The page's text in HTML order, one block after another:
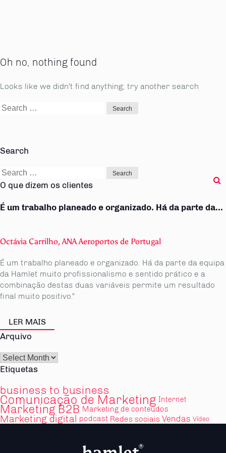
Oh no, nothing found
Looks like we didn't find anything; try another search
Search
Search
Search
for:
O que dizem os clientes
É um trabalho planeado e organizado. Há da parte da...
Octávia Carrilho, ANA Aeroportos de Portugal
É um trabalho planeado e organizado. Há da parte da equipa
da Hamlet muito profissionalismo e sentido prático e a
combinação destas duas variáveis permite um resultado
final muito positivo."
LER MAIS
Arquivo
Arquivo
Etiquetas
business to business
Comunicação de Marketing Internet
Marketing B2B Marketing de conteúdos
Marketing digital podcast Redes sociais Vendas Vídeo